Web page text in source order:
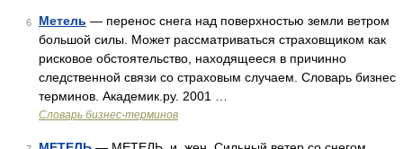
6 Метель — перенос снега над поверхностью земли ветром
большой силы. Может рассматриваться страховщиком как
рисковое обстоятельство, находящееся в причинно
следственной связи со страховым случаем. Словарь бизнес
терминов. Академик.ру. 2001 …
Словарь бизнес-терминов